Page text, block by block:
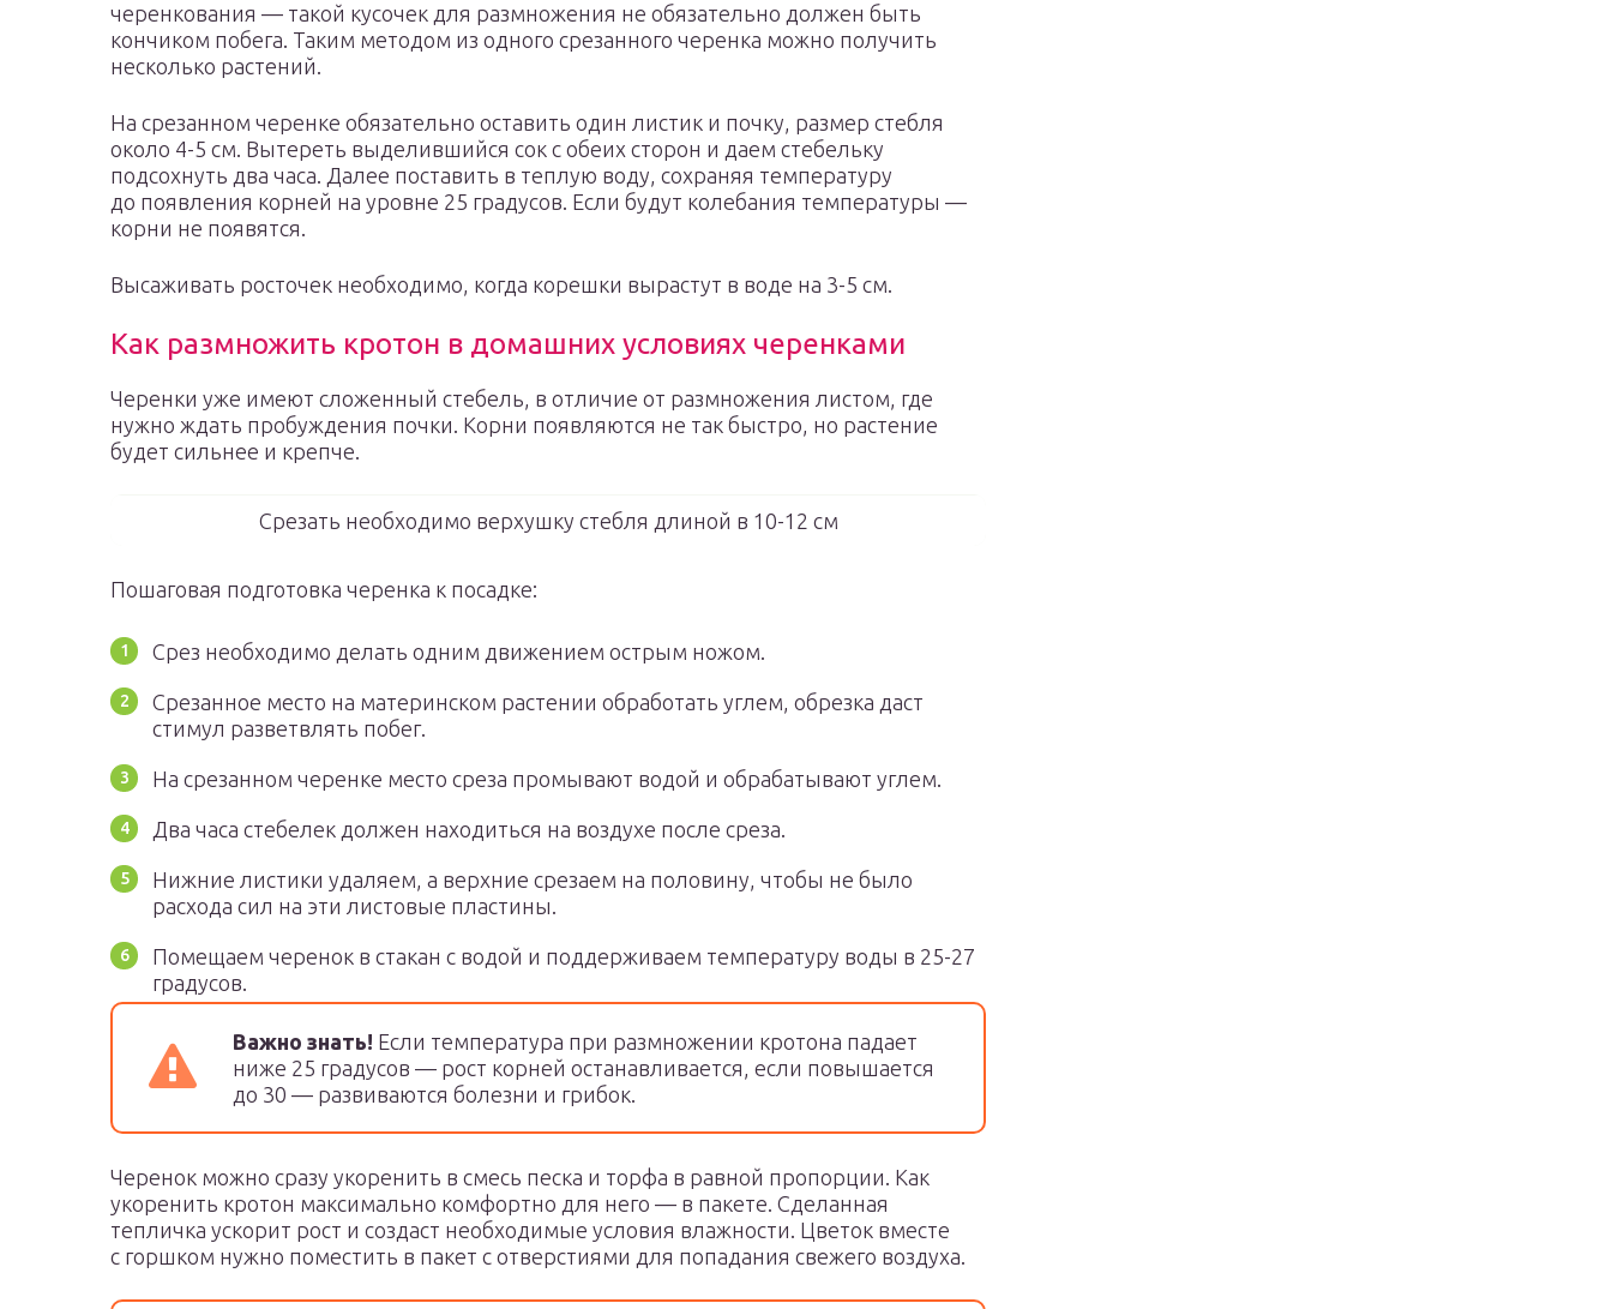
черенкования — такой кусочек для размножения не обязательно должен быть
кончиком побега. Таким методом из одного срезанного черенка можно получить
несколько растений.
На срезанном черенке обязательно оставить один листик и почку, размер стебля
около 4-5 см. Вытереть выделившийся сок с обеих сторон и даем стебельку
подсохнуть два часа. Далее поставить в теплую воду, сохраняя температуру
до появления корней на уровне 25 градусов. Если будут колебания температуры —
корни не появятся.
Высаживать росточек необходимо, когда корешки вырастут в воде на 3-5 см.
Как размножить кротон в домашних условиях черенками
Черенки уже имеют сложенный стебель, в отличие от размножения листом, где
нужно ждать пробуждения почки. Корни появляются не так быстро, но растение
будет сильнее и крепче.
Срезать необходимо верхушку стебля длиной в 10-12 см
Пошаговая подготовка черенка к посадке:
Срез необходимо делать одним движением острым ножом.
Срезанное место на материнском растении обработать углем, обрезка даст
стимул разветвлять побег.
На срезанном черенке место среза промывают водой и обрабатывают углем.
Два часа стебелек должен находиться на воздухе после среза.
Нижние листики удаляем, а верхние срезаем на половину, чтобы не было
расхода сил на эти листовые пластины.
Помещаем черенок в стакан с водой и поддерживаем температуру воды в 25-27
градусов.
Важно знать! Если температура при размножении кротона падает
ниже 25 градусов — рост корней останавливается, если повышается
до 30 — развиваются болезни и грибок.
Черенок можно сразу укоренить в смесь песка и торфа в равной пропорции. Как
укоренить кротон максимально комфортно для него — в пакете. Сделанная
тепличка ускорит рост и создаст необходимые условия влажности. Цветок вместе
с горшком нужно поместить в пакет с отверстиями для попадания свежего воздуха.